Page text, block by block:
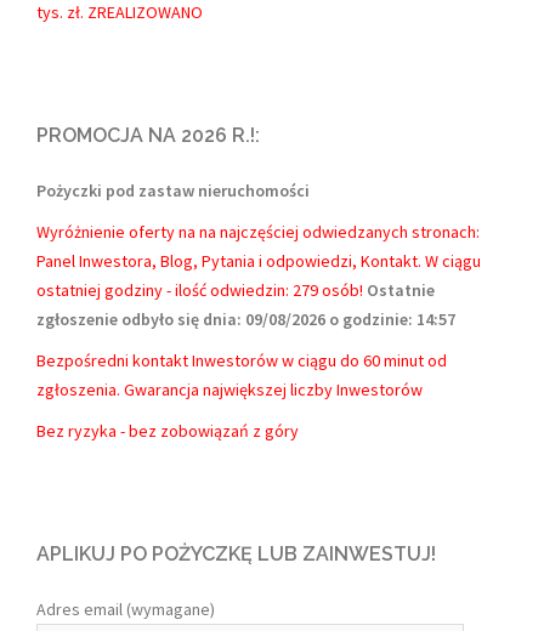
tys. zł. ZREALIZOWANO
PROMOCJA NA 2026 R.!:
Pożyczki pod zastaw nieruchomości
Wyróżnienie oferty na na najczęściej odwiedzanych stronach:
Panel Inwestora, Blog, Pytania i odpowiedzi, Kontakt. W ciągu
ostatniej godziny - ilość odwiedzin: 279 osób! Ostatnie
zgłoszenie odbyło się dnia: 09/08/2026 o godzinie: 14:57
Bezpośredni kontakt Inwestorów w ciągu do 60 minut od
zgłoszenia. Gwarancja największej liczby Inwestorów
Bez ryzyka - bez zobowiązań z góry
APLIKUJ PO POŻYCZKĘ LUB ZAINWESTUJ!
Adres email (wymagane)